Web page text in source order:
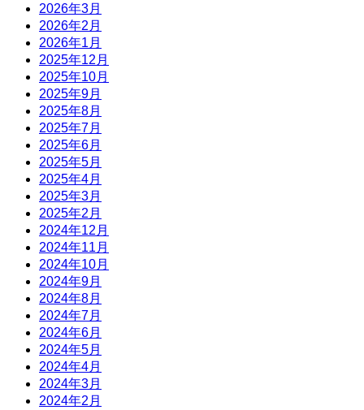
2026年3月
2026年2月
2026年1月
2025年12月
2025年10月
2025年9月
2025年8月
2025年7月
2025年6月
2025年5月
2025年4月
2025年3月
2025年2月
2024年12月
2024年11月
2024年10月
2024年9月
2024年8月
2024年7月
2024年6月
2024年5月
2024年4月
2024年3月
2024年2月